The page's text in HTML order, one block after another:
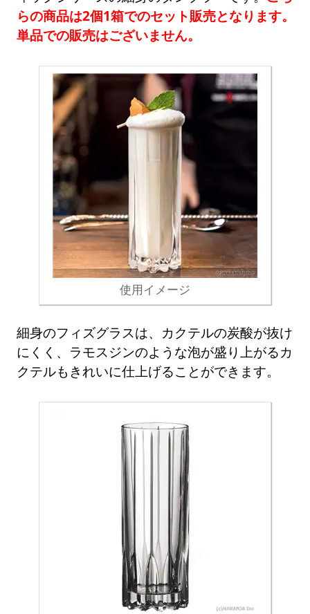
らの商品は2個1箱でのセット販売となります。
単品での販売はございません。
使用イメージ
細身のフィズグラスは、カクテルの炭酸が抜け
にくく、ラモスジンのような泡が盛り上がるカ
クテルもきれいに仕上げることができます。